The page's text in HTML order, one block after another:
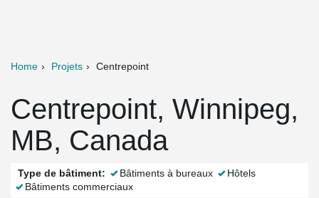
Home Projets Centrepoint
Centrepoint, Winnipeg,
MB, Canada
Type de bâtiment: Bâtiments à bureaux
Hôtels
Bâtiments commerciaux